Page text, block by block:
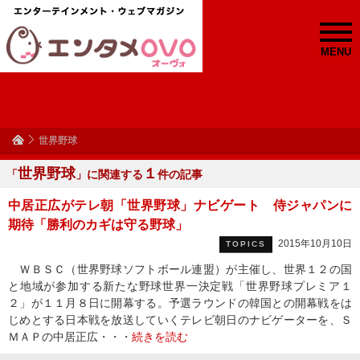
MENU
世界野球
「世界野球」に関連する １ 件の記事
中居正広がテレ朝「世界野球」ナビゲート 侍ジャパンに
期待「勝利のカギは守る野球」
TOPICS 2015年10月10日
ＷＢＳＣ（世界野球ソフトボール連盟）が主催し、世界１２の国
と地域が参加する新たな野球世界一決定戦「世界野球プレミア１
２」が１１月８日に開幕する。予選ラウンドの韓国との開幕戦をは
じめとする日本戦を放送していくテレビ朝日のナビゲーターを、Ｓ
ＭＡＰの中居正広・・・ 続きを読む